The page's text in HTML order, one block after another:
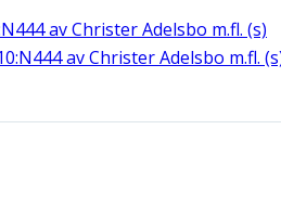
av Christer Adelsbo m.fl. (s)
av Christer Adelsbo m.fl.